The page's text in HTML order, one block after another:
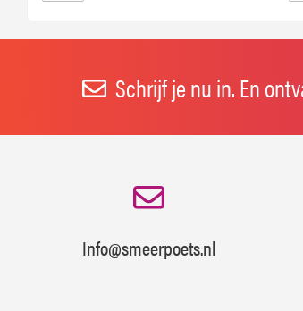
Schrijf je nu in. En
Info@smeerpoets.nl